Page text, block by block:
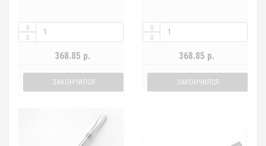
368.85 р.
ЗАКОНЧИЛСЯ
368.85 р.
ЗАКОНЧИЛСЯ